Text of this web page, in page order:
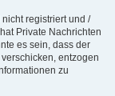
registriert und /
Private Nachrichten
es sein, dass der
entzogen
zu